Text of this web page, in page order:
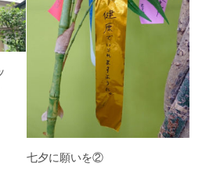
七夕に願いを②